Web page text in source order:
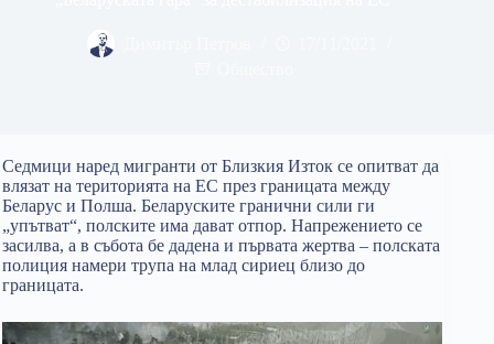
Седмици наред мигранти от Близкия Изток се опитват да
влязат на територията на ЕС през границата между
Беларус и Полша. Беларуските гранични сили ги
„упътват“, полските има дават отпор. Напрежението се
засилва, а в събота бе дадена и първата жертва – полската
полиция намери трупа на млад сириец близо до
границата.